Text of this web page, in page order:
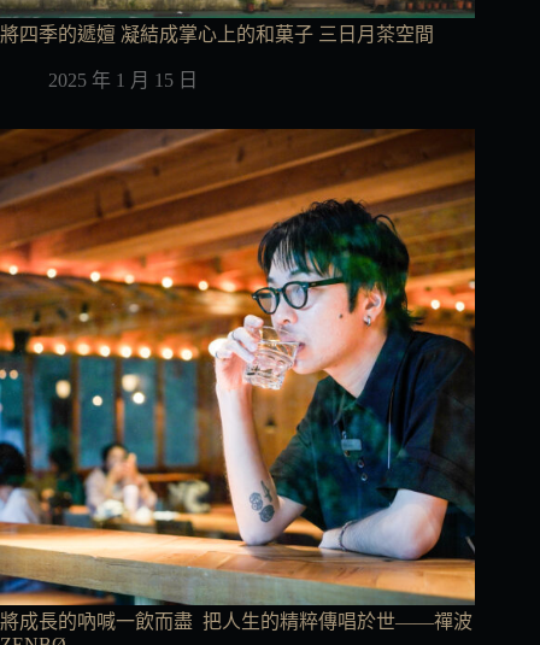
將四季的遞嬗 凝結成掌心上的和菓子 三日月茶空間
2025 年 1 月 15 日
將成長的吶喊一飲而盡 把人生的精粹傳唱於世——禪波